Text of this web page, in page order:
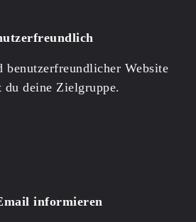
benutzerfreundlicher Website
du deine Zielgruppe.
informieren